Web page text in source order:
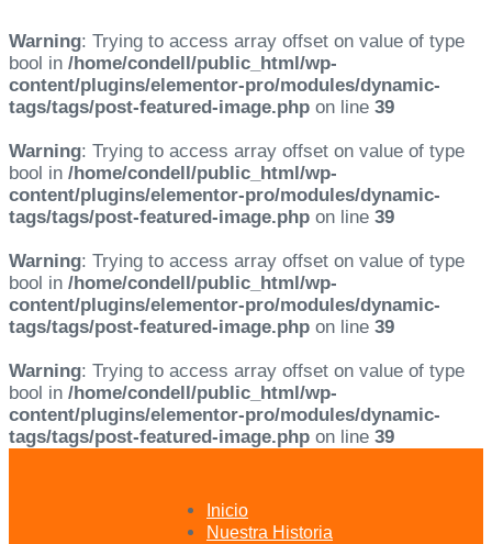
Warning: Trying to access array offset on value of type
bool in /home/condell/public_html/wp-
content/plugins/elementor-pro/modules/dynamic-
tags/tags/post-featured-image.php on line 39
Warning: Trying to access array offset on value of type
bool in /home/condell/public_html/wp-
content/plugins/elementor-pro/modules/dynamic-
tags/tags/post-featured-image.php on line 39
Warning: Trying to access array offset on value of type
bool in /home/condell/public_html/wp-
content/plugins/elementor-pro/modules/dynamic-
tags/tags/post-featured-image.php on line 39
Warning: Trying to access array offset on value of type
bool in /home/condell/public_html/wp-
content/plugins/elementor-pro/modules/dynamic-
tags/tags/post-featured-image.php on line 39
Inicio
Nuestra Historia